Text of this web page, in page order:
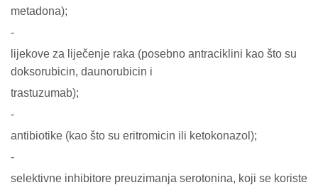
metadona);
-
lijekove za liječenje raka (posebno antraciklini kao što su
doksorubicin, daunorubicin i
trastuzumab);
-
antibiotike (kao što su eritromicin ili ketokonazol);
-
selektivne inhibitore preuzimanja serotonina, koji se koriste